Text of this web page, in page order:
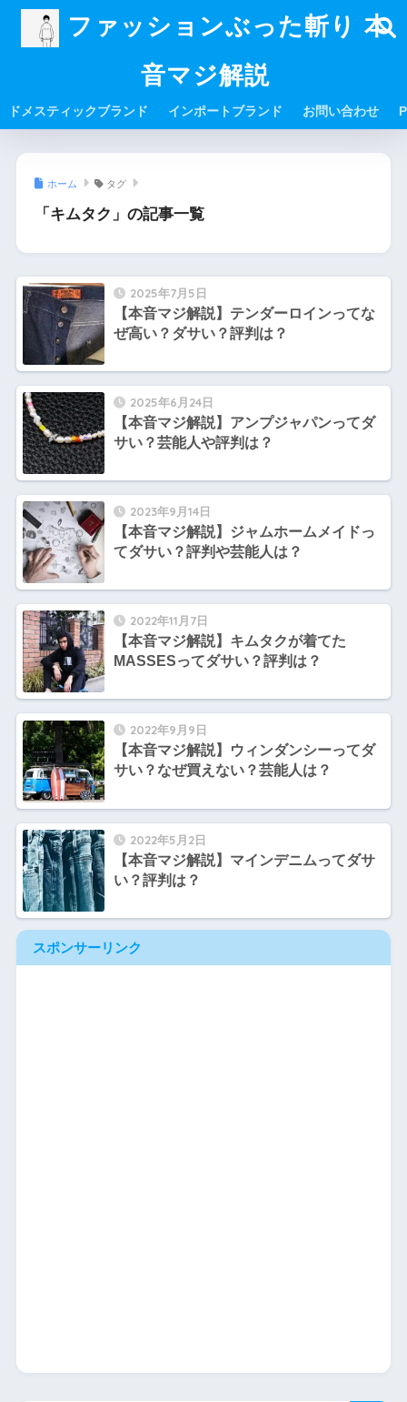
ファッションぶった斬り 本
音マジ解説
ドメスティックブランド インポートブランド お問い合わせ
ホーム タグ
「キムタク」の記事一覧
2025年7月5日
【本音マジ解説】テンダーロインってな
ぜ高い？ダサい？評判は？
2025年6月24日
【本音マジ解説】アンプジャパンってダ
サい？芸能人や評判は？
2023年9月14日
【本音マジ解説】ジャムホームメイドっ
てダサい？評判や芸能人は？
2022年11月7日
【本音マジ解説】キムタクが着てた
MASSESってダサい？評判は？
2022年9月9日
【本音マジ解説】ウィンダンシーってダ
サい？なぜ買えない？芸能人は？
2022年5月2日
【本音マジ解説】マインデニムってダサ
い？評判は？
スポンサーリンク